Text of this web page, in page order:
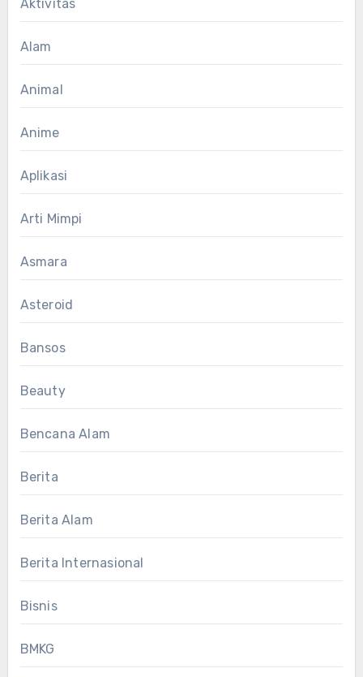
Aktivitas
Alam
Animal
Anime
Aplikasi
Arti Mimpi
Asmara
Asteroid
Bansos
Beauty
Bencana Alam
Berita
Berita Alam
Berita Internasional
Bisnis
BMKG